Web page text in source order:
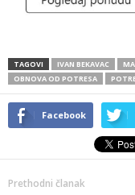
TAGOVI IVAN BEKAVAC
OBNOVA OD POTRESA
Facebook
Prethodni članak